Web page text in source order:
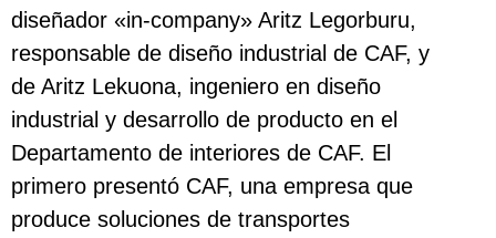
diseñador «in-company» Aritz Legorburu,
responsable de diseño industrial de CAF, y
de Aritz Lekuona, ingeniero en diseño
industrial y desarrollo de producto en el
Departamento de interiores de CAF. El
primero presentó CAF, una empresa que
produce soluciones de transportes